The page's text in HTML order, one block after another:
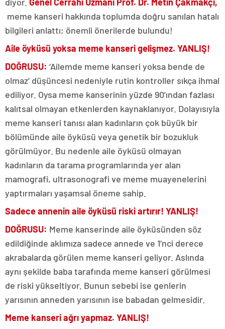
meme kanseri hakkında toplumda doğru sanılan hatalı
bilgileri anlattı; önemli önerilerde bulundu!
Aile öyküsü yoksa meme kanseri gelişmez. YANLIŞ!
DOĞRUSU: ‘Ailemde meme kanseri yoksa bende de
olmaz’ düşüncesi nedeniyle rutin kontroller sıkça ihmal
ediliyor. Oysa meme kanserinin yüzde 90’ından fazlası
kalıtsal olmayan etkenlerden kaynaklanıyor. Dolayısıyla
meme kanseri tanısı alan kadınların çok büyük bir
bölümünde aile öyküsü veya genetik bir bozukluk
görülmüyor. Bu nedenle aile öyküsü olmayan
kadınların da tarama programlarında yer alan
mamografi, ultrasonografi ve meme muayenelerini
yaptırmaları yaşamsal öneme sahip.
Sadece annenin aile öyküsü riski artırır! YANLIŞ!
DOĞRUSU: Meme kanserinde aile öyküsünden söz
edildiğinde aklımıza sadece annede ve 1’nci derece
akrabalarda görülen meme kanseri geliyor. Aslında
aynı şekilde baba tarafında meme kanseri görülmesi
de riski yükseltiyor. Bunun sebebi ise genlerin
yarısının anneden yarısının ise babadan gelmesidir.
Meme kanseri ağrı yapmaz. YANLIŞ!